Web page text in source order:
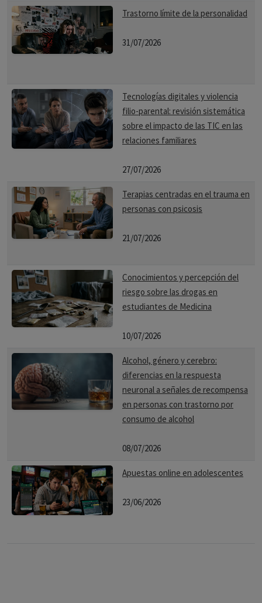
Trastorno límite de la personalidad
31/07/2026
Tecnologías digitales y violencia
filio-parental: revisión sistemática
sobre el impacto de las TIC en las
relaciones familiares
27/07/2026
Terapias centradas en el trauma en
personas con psicosis
21/07/2026
Conocimientos y percepción del
riesgo sobre las drogas en
estudiantes de Medicina
10/07/2026
Alcohol, género y cerebro:
diferencias en la respuesta
neuronal a señales de recompensa
en personas con trastorno por
consumo de alcohol
08/07/2026
Apuestas online en adolescentes
23/06/2026